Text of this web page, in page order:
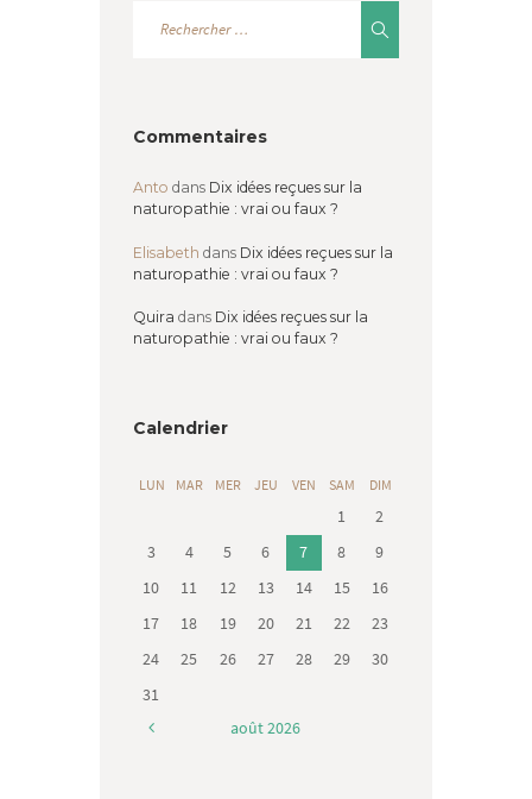
Commentaires
Anto dans Dix idées reçues sur la
naturopathie : vrai ou faux ?
Elisabeth dans Dix idées reçues sur la
naturopathie : vrai ou faux ?
Quira dans Dix idées reçues sur la
naturopathie : vrai ou faux ?
Calendrier
LUN MAR MER JEU VEN SAM DIM
1
2
3
4 5 6 7 8
9
10
11 12 13 14 15
16
17
18 19 20 21 22
23
24
25 26 27 28 29
30
31
août2026